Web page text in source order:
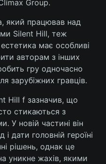
Group.
який працював над
Silent Hill, теж
має особливі
авторам з інших
гру одночасно
зарубіжних гравців.
Hill f зазначив, що
стикаються з
У новій частині він
і дати головній героїні
рішень, однак це
уникне жахів, якими